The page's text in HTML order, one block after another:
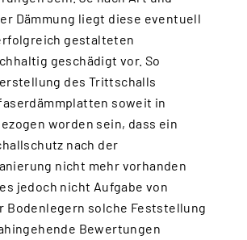
Dämmung liegt diese eventuell
gestalteten
geschädigt vor. So
des Trittschalls
soweit in
worden sein, dass ein
nach der
nicht mehr vorhanden
jedoch nicht Aufgabe von
Bodenlegern solche Feststellung
Bewertungen